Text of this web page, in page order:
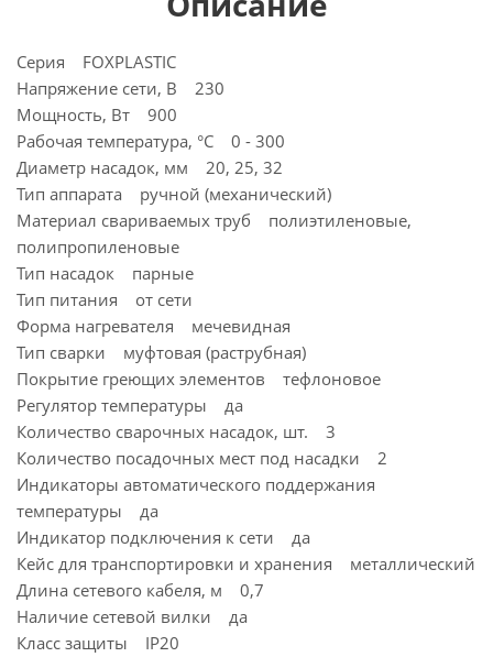
Серия FOXPLASTIC
Напряжение сети, В 230
Мощность, Вт 900
Рабочая температура, °C 0 - 300
Диаметр насадок, мм 20, 25, 32
Тип аппарата ручной (механический)
Материал свариваемых труб полиэтиленовые,
полипропиленовые
Тип насадок парные
Тип питания от сети
Форма нагревателя мечевидная
Тип сварки муфтовая (раструбная)
Покрытие греющих элементов тефлоновое
Регулятор температуры да
Количество сварочных насадок, шт. 3
Количество посадочных мест под насадки 2
Индикаторы автоматического поддержания
температуры да
Индикатор подключения к сети да
Кейс для транспортировки и хранения металлический
Длина сетевого кабеля, м 0,7
Наличие сетевой вилки да
Класс защиты IP20